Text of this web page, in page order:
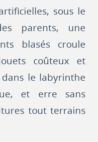
sous le
parents, une
blasés croule
coûteux et
le labyrinthe
et erre sans
tout terrains